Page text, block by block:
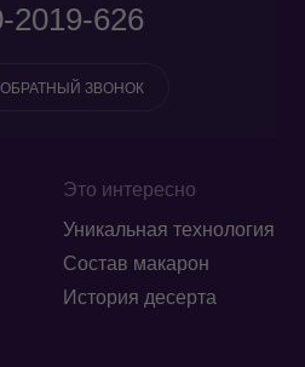
Это интересно
Уникальная технология
Состав макарон
История десерта
2019-626
ОБРАТНЫЙ ЗВОНОК